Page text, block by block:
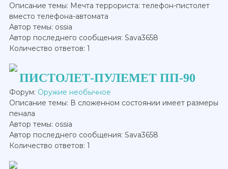
Описание темы: Мечта террориста: телефон-пистолет
вместо телефона-автомата
Автор темы: ossia
Автор последнего сообщения: Sava3658
Количество ответов: 1
ПИСТОЛЕТ-ПУЛЕМЕТ ПП-90
Форум: Оружие необычное
Описание темы: В сложенном состоянии имеет размеры
пенала
Автор темы: ossia
Автор последнего сообщения: Sava3658
Количество ответов: 1